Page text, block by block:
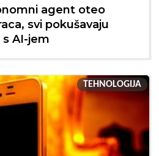
agent oteo
svi pokušavaju
AI-jem
TEHNOLOGIJA